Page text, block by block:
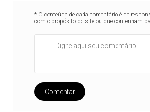
* O conteúdo de cada comentário é de
com o propósito do site ou que contenham
Comentar